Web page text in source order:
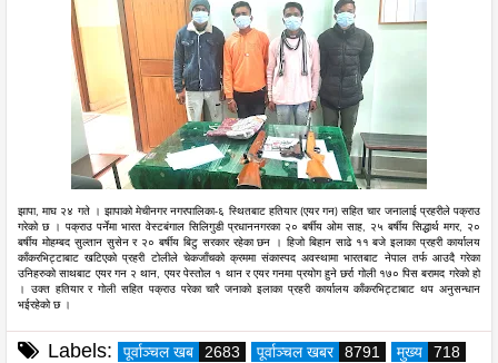
झापा, माघ २४ गते । झापाको मेचीनगर नगरपालिका-६ स्थितबाट हतियार (एयर गन) सहित चार जनालाई प्रहरीले पक्राउ
गरेको छ । पक्राउ पर्नेमा भारत वेस्टबंगाल सिलिगुडी प्रधाननगरका २० बर्षीय ओम साह, २५ बर्षीय सिद्धार्थ मगर, २०
बर्षीय मोहम्बद सुल्तान सुसेन र २० बर्षीय बिटु सरकार रहेका छन । हिजो बिहान साढे ११ बजे इलाका प्रहरी कार्यालय
काँकरभिट्टाबाट खटिएको प्रहरी टोलीले चेकजाँचको क्रममा संकास्पद अवस्थामा भारतबाट नेपाल तर्फ आउदै गरेका
उनिहरुको साथबाट एयर गन २ थान, एयर पेस्तोल १ थान र एयर गनमा प्रयोग हुने छर्रा गोली १७० पिस बरामद गरेको हो
। उक्त हतियार र गोली सहित पक्राउ परेका चारै जनाको इलाका प्रहरी कार्यालय काँकरभिट्टाबाट थप अनुसन्धान
भईरहेको छ ।
Labels: पूर्वाञ्चल खब 2683 पूर्वाञ्चल खबर 8791 मुख्य
718